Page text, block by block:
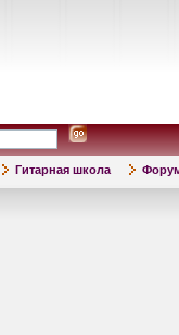
Гитарная школа